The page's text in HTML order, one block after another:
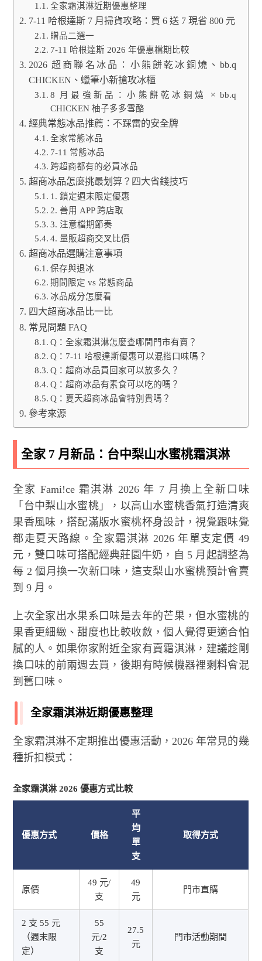
全家霜淇淋近期優惠整理
7-11 哈根達斯 7 月掃貨攻略：買 6 送 7 現省 800 元
贈品二選一
7-11 哈根達斯 2026 年優惠檔期比較
2026 超商聯名冰品：小熊餅乾冰銅燒、bb.q
CHICKEN、蠟筆小新搶攻冰櫃
8 月最強新品：小熊餅乾冰銅燒 × bb.q
CHICKEN 柚子多多雪酪
經典常態冰品推薦：不踩雷的安全牌
全家常態冰品
7-11 常態冰品
跨超商都有的必買冰品
超商冰品怎麼挑最划算？四大省錢技巧
1. 鎖定週末限定優惠
2. 善用 APP 跨店取
3. 注意檔期節奏
4. 量販超商交叉比價
超商冰品選購注意事項
保存與退冰
期間限定 vs 常態商品
冰品成分怎麼看
四大超商冰品比一比
常見問題 FAQ
Q：全家霜淇淋怎麼查哪間門市有賣？
Q：7-11 哈根達斯優惠可以混搭口味嗎？
Q：超商冰品買回家可以放多久？
Q：超商冰品有素食可以吃的嗎？
Q：夏天超商冰品會特別貴嗎？
參考來源
全家 7 月新品：台中梨山水蜜桃霜淇淋
全家 Fami!ce 霜淇淋 2026 年 7 月換上全新口味
「台中梨山水蜜桃」，以高山水蜜桃香氣打造清爽
果香風味，搭配滿版水蜜桃杯身設計，視覺跟味覺
都走夏天路線。全家霜淇淋 2026 年單支定價 49
元，雙口味可搭配經典莊園牛奶，自 5 月起調整為
每 2 個月換一次新口味，這支梨山水蜜桃預計會賣
到 9 月。
上次全家出水果系口味是去年的芒果，但水蜜桃的
果香更細緻、甜度也比較收斂，個人覺得更適合怕
膩的人。如果你家附近全家有賣霜淇淋，建議趁剛
換口味的前兩週去買，後期有時候機器裡剩料會混
到舊口味。
全家霜淇淋近期優惠整理
全家霜淇淋不定期推出優惠活動，2026 年常見的幾
種折扣模式：
全家霜淇淋 2026 優惠方式比較
優惠方式 價格
平
均
單
支
取得方式
原價
49 元/
支
49
元
門市直購
2 支 55 元
（週末限
定）
55
元/2
支
27.5
元
門市活動期間